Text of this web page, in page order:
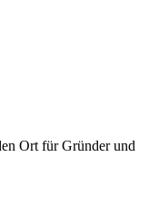
Ort für Gründer und